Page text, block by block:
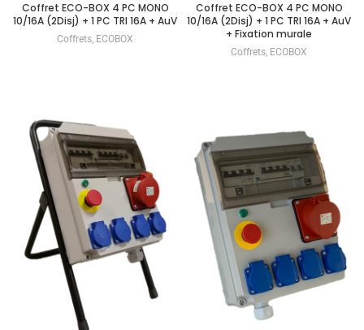
Coffret ECO-BOX 4 PC MONO
10/16A (2Disj) + 1 PC TRI 16A + AuV
Coffrets, ECOBOX
Coffret ECO-BOX 4 PC MONO
10/16A (2Disj) + 1 PC TRI 16A + AuV
+ Fixation murale
Coffrets, ECOBOX